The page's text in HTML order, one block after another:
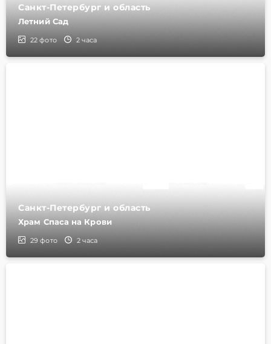
Санкт-Петербург и область
Летний Сад
22 фото 2 часа
Санкт-Петербург и область
Храм Спаса на Крови
29 фото 2 часа